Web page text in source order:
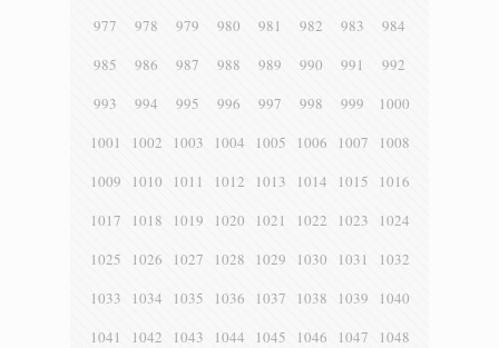
977
978 979 980 981 982 983
984
985
986 987 988 989 990 991
992
993
994 995 996 997 998 999
1000
1001
1002 1003 1004 1005 1006 1007
1008
1009
1010 1011 1012 1013 1014 1015
1016
1017
1018 1019 1020 1021 1022 1023
1024
1025
1026 1027 1028 1029 1030 1031
1032
1033
1034 1035 1036 1037 1038 1039
1040
1041
1042 1043 1044 1045 1046 1047
1048